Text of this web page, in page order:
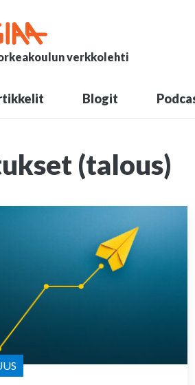
verkkolehti
Blogit
(talous)